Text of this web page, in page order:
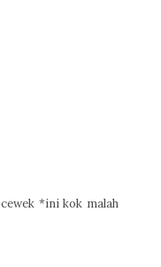
*ini kok malah